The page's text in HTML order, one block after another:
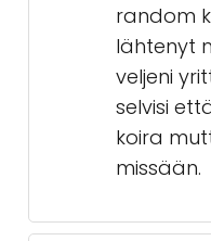
random
lähtenyt
veljeni
selvisi
koira
missään.